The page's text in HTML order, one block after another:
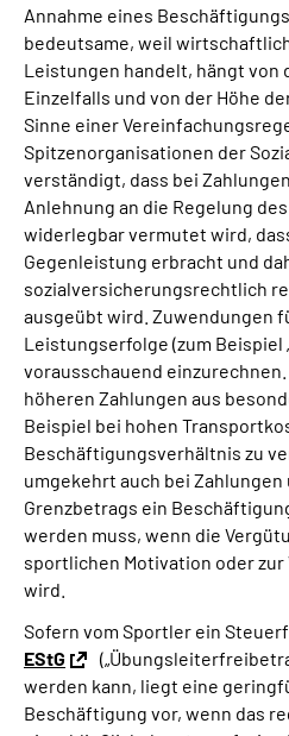
Mein
Annahme eines
bedeutsame, weil
Leistungen handelt, hängt von
Einzelfalls und von der Höhe
Sinne einer
Spitzenorganisationen der
verständigt, dass bei
Anlehnung an die Regelung des
widerlegbar vermutet wird,
Gegenleistung erbracht und
sozialversicherungsrechtlich
ausgeübt wird. Zuwendungen
Leistungserfolge (zum Beispiel
vorausschauend
höheren Zahlungen aus
Beispiel bei hohen
Beschäftigungsverhältnis zu
umgekehrt auch bei
Grenzbetrags ein
werden muss, wenn die
sportlichen Motivation oder
wird.
Sofern vom Sportler ein
EStG
werden kann, liegt eine
Beschäftigung vor, wenn das